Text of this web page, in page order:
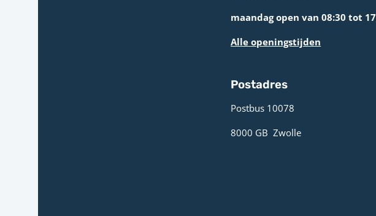
maandag open van 08:30 tot
Alle openingstijden
Postadres
Postbus 10078 ­
8000 GB ­ Zwolle